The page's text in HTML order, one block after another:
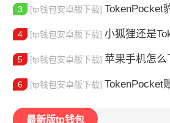
3 [tp钱包安卓版下载] TokenPocket豹子号地址
4 [tp钱包安卓版下载] 小狐狸还是
5 [tp钱包安卓版下载] 苹果手机怎么下载TP
6 [tp钱包安卓版下载] TokenPocket账号突然
最新版tp钱包